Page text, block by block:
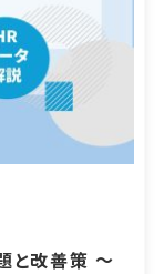
と改善策 ～